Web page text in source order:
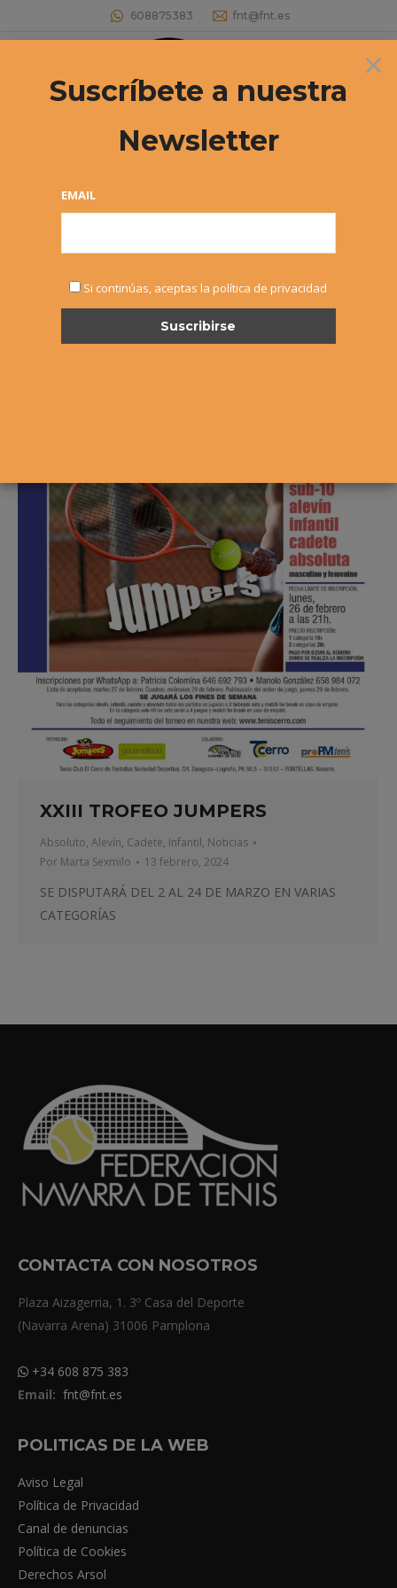
608875383 fnt@fnt.es
Buscar:
Archivos diarios:13 febrero, 2024
XXIII TROFEO JUMPERS
Absoluto, Alevín, Cadete, Infantil, Noticias
Por Marta Sexmilo 13 febrero, 2024
SE DISPUTARÁ DEL 2 AL 24 DE MARZO EN VARIAS
CATEGORÍAS
CONTACTA CON NOSOTROS
Plaza Aizagerria, 1. 3º Casa del Deporte
(Navarra Arena) 31006 Pamplona
+34 608 875 383
Email: fnt@fnt.es
POLITICAS DE LA WEB
Aviso Legal
Política de Privacidad
Canal de denuncias
Política de Cookies
Derechos Arsol
×
Suscríbete a nuestra
Newsletter
EMAIL
Si continúas, aceptas la política de privacidad